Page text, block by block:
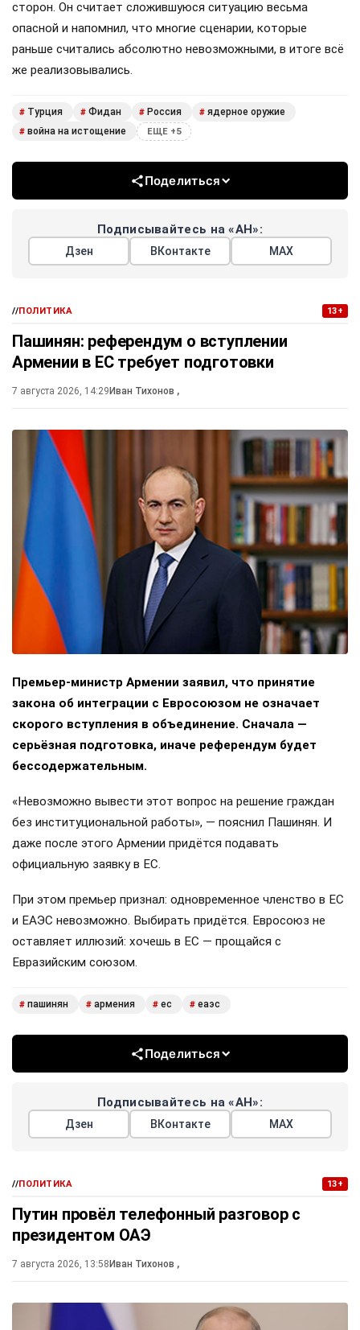
сторон. Он считает сложившуюся ситуацию весьма
опасной и напомнил, что многие сценарии, которые
раньше считались абсолютно невозможными, в итоге всё
же реализовывались.
# Турция # Фидан # Россия # ядерное оружие
# война на истощение ЕЩЕ +5
Поделиться
Подписывайтесь на «АН»:
Дзен ВКонтакте МАХ
//ПОЛИТИКА 13+
Пашинян: референдум о вступлении
Армении в ЕС требует подготовки
7 августа 2026, 14:29 Иван Тихонов ,
Премьер-министр Армении заявил, что принятие
закона об интеграции с Евросоюзом не означает
скорого вступления в объединение. Сначала —
серьёзная подготовка, иначе референдум будет
бессодержательным.
«Невозможно вывести этот вопрос на решение граждан
без институциональной работы», — пояснил Пашинян. И
даже после этого Армении придётся подавать
официальную заявку в ЕС.
При этом премьер признал: одновременное членство в ЕС
и ЕАЭС невозможно. Выбирать придётся. Евросоюз не
оставляет иллюзий: хочешь в ЕС — прощайся с
Евразийским союзом.
# пашинян # армения # ес # еаэс
Поделиться
Подписывайтесь на «АН»:
Дзен ВКонтакте МАХ
//ПОЛИТИКА 13+
Путин провёл телефонный разговор с
президентом ОАЭ
7 августа 2026, 13:58 Иван Тихонов ,